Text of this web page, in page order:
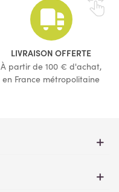
LIVRAISON OFFERTE
À partir de 100 € d'achat,
en France métropolitaine